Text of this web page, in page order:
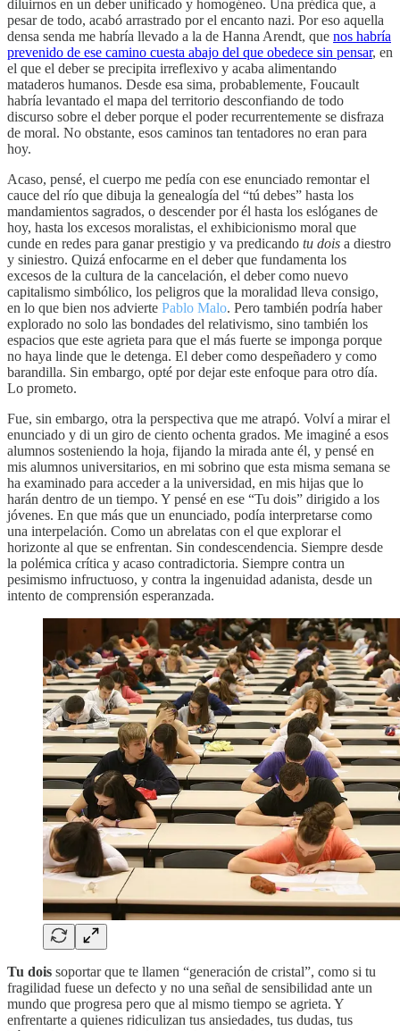
diluirnos en un deber unificado y homogéneo. Una prédica que, a
pesar de todo, acabó arrastrado por el encanto nazi. Por eso aquella
densa senda me habría llevado a la de Hanna Arendt, que nos habría
prevenido de ese camino cuesta abajo del que obedece sin pensar, en
el que el deber se precipita irreflexivo y acaba alimentando
mataderos humanos. Desde esa sima, probablemente, Foucault
habría levantado el mapa del territorio desconfiando de todo
discurso sobre el deber porque el poder recurrentemente se disfraza
de moral. No obstante, esos caminos tan tentadores no eran para
hoy.
Acaso, pensé, el cuerpo me pedía con ese enunciado remontar el
cauce del río que dibuja la genealogía del “tú debes” hasta los
mandamientos sagrados, o descender por él hasta los eslóganes de
hoy, hasta los excesos moralistas, el exhibicionismo moral que
cunde en redes para ganar prestigio y va predicando tu dois a diestro
y siniestro. Quizá enfocarme en el deber que fundamenta los
excesos de la cultura de la cancelación, el deber como nuevo
capitalismo simbólico, los peligros que la moralidad lleva consigo,
en lo que bien nos advierte Pablo Malo. Pero también podría haber
explorado no solo las bondades del relativismo, sino también los
espacios que este agrieta para que el más fuerte se imponga porque
no haya linde que le detenga. El deber como despeñadero y como
barandilla. Sin embargo, opté por dejar este enfoque para otro día.
Lo prometo.
Fue, sin embargo, otra la perspectiva que me atrapó. Volví a mirar el
enunciado y di un giro de ciento ochenta grados. Me imaginé a esos
alumnos sosteniendo la hoja, fijando la mirada ante él, y pensé en
mis alumnos universitarios, en mi sobrino que esta misma semana se
ha examinado para acceder a la universidad, en mis hijas que lo
harán dentro de un tiempo. Y pensé en ese “Tu dois” dirigido a los
jóvenes. En que más que un enunciado, podía interpretarse como
una interpelación. Como un abrelatas con el que explorar el
horizonte al que se enfrentan. Sin condescendencia. Siempre desde
la polémica crítica y acaso contradictoria. Siempre contra un
pesimismo infructuoso, y contra la ingenuidad adanista, desde un
intento de comprensión esperanzada.
Tu dois soportar que te llamen “generación de cristal”, como si tu
fragilidad fuese un defecto y no una señal de sensibilidad ante un
mundo que progresa pero que al mismo tiempo se agrieta. Y
enfrentarte a quienes ridiculizan tus ansiedades, tus dudas, tus